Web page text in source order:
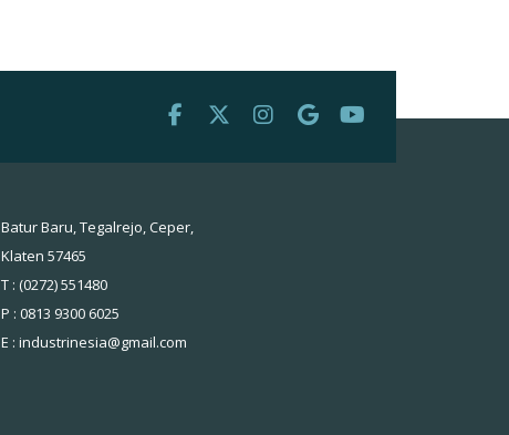
Batur Baru, Tegalrejo, Ceper,
Klaten 57465
T : (0272) 551480
P : 0813 9300 6025
E : industrinesia@gmail.com